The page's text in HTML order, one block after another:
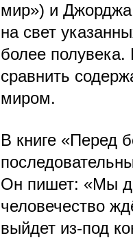
мир») и
на свет
более полувека.
сравнить
миром.
В книге «Перед
Он пишет: «Мы
человечество
выйдет из-под